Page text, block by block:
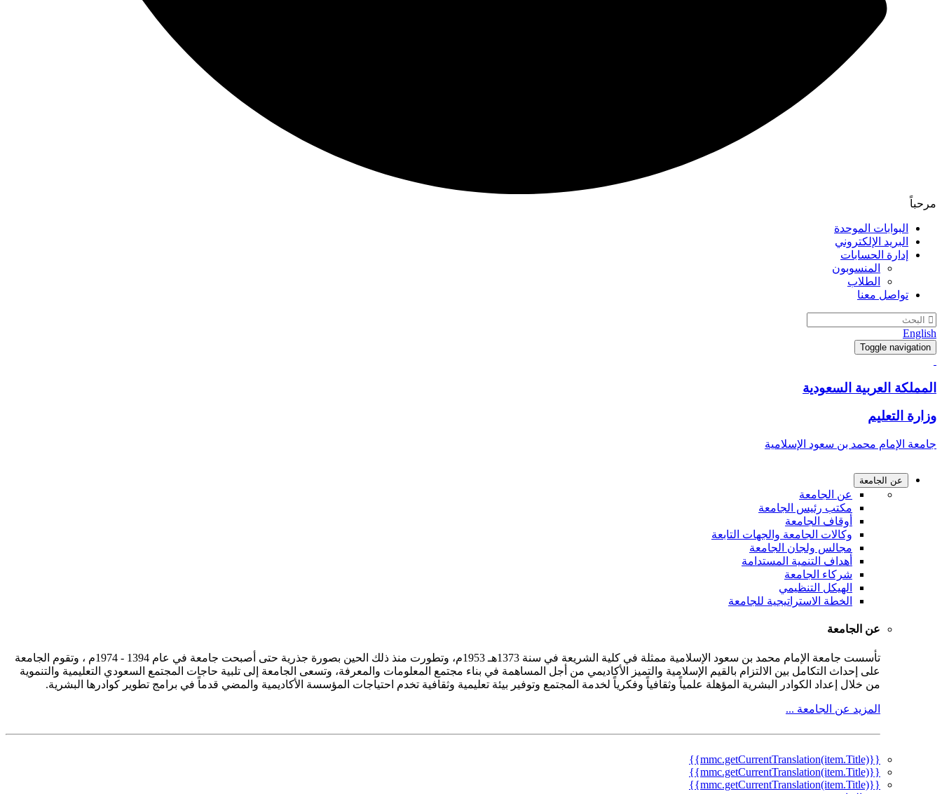
مرحباً
البوابات الموحدة
البريد الإلكتروني
إدارة الحسابات
المنسوبون
الطلاب
تواصل معنا
English
Toggle navigation
المملكة العربية السعودية
وزارة التعليم
جامعة الإمام محمد بن سعود الإسلامية
عن الجامعة
عن الجامعة
مكتب رئيس الجامعة
أوقاف الجامعة
وكالات الجامعة والجهات التابعة
مجالس ولجان الجامعة
أهداف التنمية المستدامة
شركاء الجامعة
الهيكل التنظيمي
الخطة الاستراتيجية للجامعة
عن الجامعة
تأسست جامعة الإمام محمد بن سعود الإسلامية ممثلة في كلية الشريعة في سنة 1373هـ 1953م، وتطورت منذ ذلك الحين بصورة جذرية حتى أصبحت جامعة في عام 1394 - 1974م ، وتقوم الجامعة
على إحداث التكامل بين الالتزام بالقيم الإسلامية والتميز الأكاديمي من أجل المساهمة في بناء مجتمع المعلومات والمعرفة، وتسعى الجامعة إلى تلبية حاجات المجتمع السعودي التعليمية والتنموية
من خلال إعداد الكوادر البشرية المؤهلة علمياً وثقافياً وفكرياً لخدمة المجتمع وتوفير بيئة تعليمية وثقافية تخدم احتياجات المؤسسة الأكاديمية والمضي قدماً في برامج تطوير كوادرها البشرية.
المزيد عن الجامعة ...
{{mmc.getCurrentTranslation(item.Title)}}
{{mmc.getCurrentTranslation(item.Title)}}
{{mmc.getCurrentTranslation(item.Title)}}